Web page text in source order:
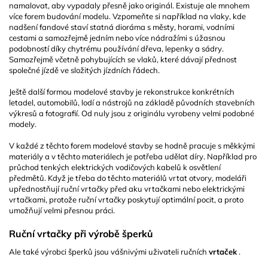
namalovat, aby vypadaly přesně jako originál. Existuje ale mnohem
více forem budování modelu. Vzpomeňte si například na vlaky, kde
nadšení fandové staví statná dioráma s městy, horami, vodními
cestami a samozřejmě jedním nebo více nádražími s úžasnou
podobností díky chytrému používání dřeva, lepenky a sádry.
Samozřejmě včetně pohybujících se vlaků, které dávají přednost
společné jízdě ve složitých jízdních řádech.
Ještě další formou modelové stavby je rekonstrukce konkrétních
letadel, automobilů, lodí a nástrojů na základě původních stavebních
výkresů a fotografií. Od nuly jsou z originálu vyrobeny velmi podobné
modely.
V každé z těchto forem modelové stavby se hodně pracuje s měkkými
materiály a v těchto materiálech je potřeba udělat díry. Například pro
průchod tenkých elektrických vodičových kabelů k osvětlení
předmětů. Když je třeba do těchto materiálů vrtat otvory, modeláři
upřednostňují ruční vrtačky před aku vrtačkami nebo elektrickými
vrtačkami, protože ruční vrtačky poskytují optimální pocit, a proto
umožňují velmi přesnou práci.
Ruční vrtačky při výrobě šperků
Ale také výrobci šperků jsou vášnivými uživateli ručních vrtaček .